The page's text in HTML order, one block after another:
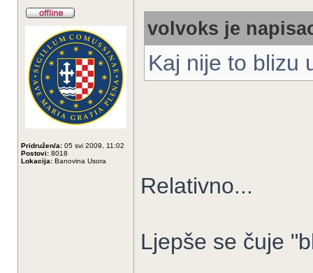
Pridružen/a: 05 svi 2009, 11:02
Postovi: 8018
Lokacija: Banovina Usora
volvoks je
Kaj nije to blizu
Relativno...
Ljepše se čuje